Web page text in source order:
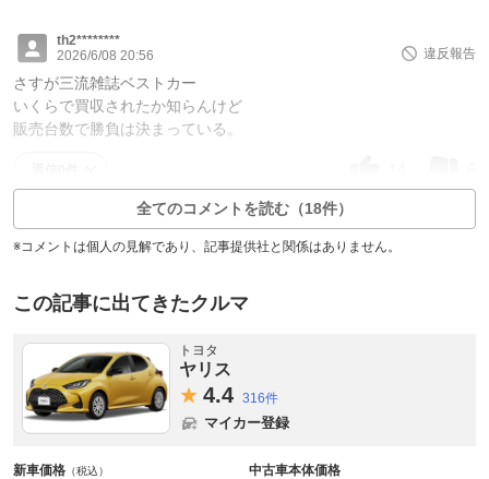
th2********
2026/6/08 20:56
違反報告
さすが三流雑誌ベストカー
いくらで買収されたか知らんけど
販売台数で勝負は決まっている。
全てのコメントを読む（18件）
※コメントは個人の見解であり、記事提供社と関係はありません。
この記事に出てきたクルマ
トヨタ
ヤリス
4.4 316件
マイカー登録
新車価格 （税込） 中古車本体価格